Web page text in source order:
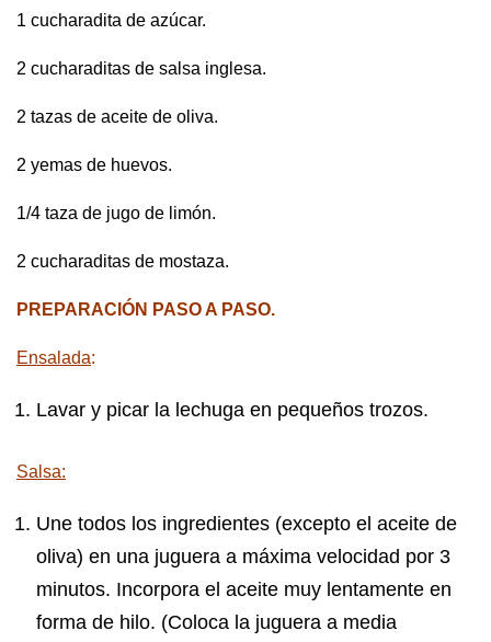
1 cucharadita de azúcar.
2 cucharaditas de salsa inglesa.
2 tazas de aceite de oliva.
2 yemas de huevos.
1/4 taza de jugo de limón.
2 cucharaditas de mostaza.
PREPARACIÓN PASO A PASO.
Ensalada:
Lavar y picar la lechuga en pequeños trozos.
Salsa:
Une todos los ingredientes (excepto el aceite de
oliva) en una juguera a máxima velocidad por 3
minutos. Incorpora el aceite muy lentamente en
forma de hilo. (Coloca la juguera a media